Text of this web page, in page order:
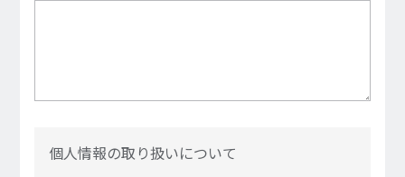
個⼈情報の取り扱いについて